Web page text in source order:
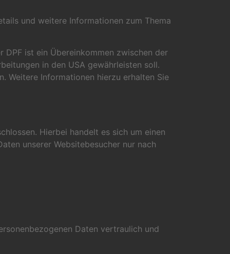
und weitere Informationen zum Thema
DPF ist ein Übereinkommen zwischen der
in den USA gewährleisten soll.
Weitere Informationen hierzu erhalten Sie
Hierbei handelt es sich um einen
unserer Websitebesucher nur nach
Daten vertraulich und